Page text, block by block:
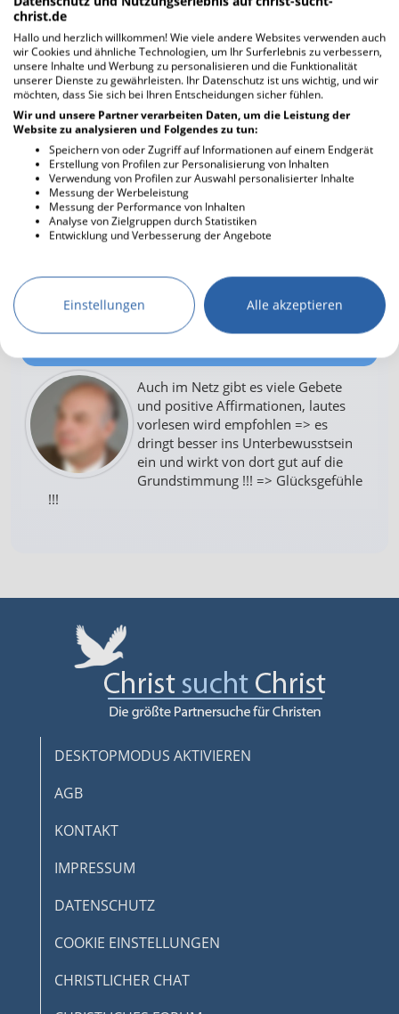
Ich schreibe mir jeden Morgen
mindesten 3 Dinge auf für die ich
gerade dankbar bin und beginne den
Satz immer mit: "Ich bin so glücklich
und dankbar, dass ...." danach dann eben die
konkrete Sache, ich find das habt Stimmung und
die positive Energie.
Silberlocke46
EVA2 sehr gute Idee, zur
Nachahmung empfohlen!
Auch im Netz gibt es viele Gebete
und positive Affirmationen, lautes
vorlesen wird empfohlen => es
dringt besser ins Unterbewusstsein
ein und wirkt von dort gut auf die
Grundstimmung !!! => Glücksgefühle
!!!
DESKTOPMODUS AKTIVIEREN
AGB
KONTAKT
IMPRESSUM
DATENSCHUTZ
COOKIE EINSTELLUNGEN
CHRISTLICHER CHAT
christ.de
Hallo und herzlich willkommen! Wie viele andere Websites verwenden auch
wir Cookies und ähnliche Technologien, um Ihr Surferlebnis zu verbessern,
unsere Inhalte und Werbung zu personalisieren und die Funktionalität
unserer Dienste zu gewährleisten. Ihr Datenschutz ist uns wichtig, und wir
möchten, dass Sie sich bei Ihren Entscheidungen sicher fühlen.
Wir und unsere Partner verarbeiten Daten, um die Leistung der
Website zu analysieren und Folgendes zu tun:
Speichern von oder Zugriff auf Informationen auf einem Endgerät
Erstellung von Profilen zur Personalisierung von Inhalten
Verwendung von Profilen zur Auswahl personalisierter Inhalte
Messung der Werbeleistung
Messung der Performance von Inhalten
Analyse von Zielgruppen durch Statistiken
Entwicklung und Verbesserung der Angebote
Einstellungen Alle akzeptieren